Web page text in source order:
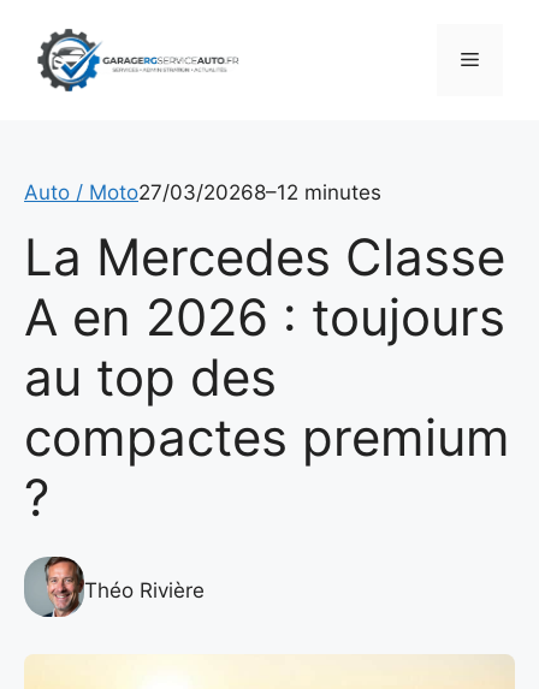
contenu
Menu
Auto / Moto27/03/20268–12 minutes
La Mercedes Classe
A en 2026 : toujours
au top des
compactes premium
?
Théo Rivière